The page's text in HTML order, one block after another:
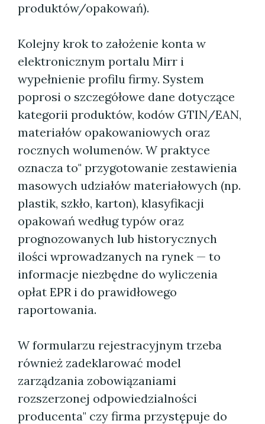
produktów/opakowań).
Kolejny krok to założenie konta w
elektronicznym portalu Mirr i
wypełnienie profilu firmy. System
poprosi o szczegółowe dane dotyczące
kategorii produktów, kodów GTIN/EAN,
materiałów opakowaniowych oraz
rocznych wolumenów. W praktyce
oznacza to" przygotowanie zestawienia
masowych udziałów materiałowych (np.
plastik, szkło, karton), klasyfikacji
opakowań według typów oraz
prognozowanych lub historycznych
ilości wprowadzanych na rynek — to
informacje niezbędne do wyliczenia
opłat EPR i do prawidłowego
raportowania.
W formularzu rejestracyjnym trzeba
również zadeklarować model
zarządzania zobowiązaniami
rozszerzonej odpowiedzialności
producenta" czy firma przystępuje do